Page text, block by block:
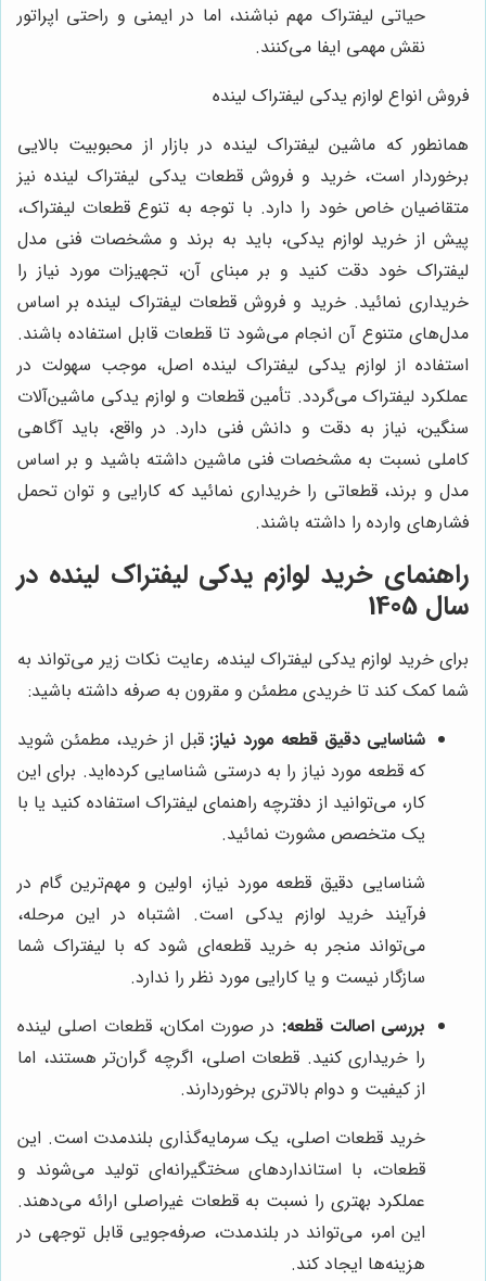
حیاتی لیفتراک مهم نباشند، اما در ایمنی و راحتی اپراتور
نقش مهمی ایفا می‌کنند.
فروش انواع لوازم یدکی لیفتراک لینده
همانطور که ماشین لیفتراک لینده در بازار از محبوبیت بالایی
برخوردار است، خرید و فروش قطعات یدکی لیفتراک لینده نیز
متقاضیان خاص خود را دارد. با توجه به تنوع قطعات لیفتراک،
پیش از خرید لوازم یدکی، باید به برند و مشخصات فنی مدل
لیفتراک خود دقت کنید و بر مبنای آن، تجهیزات مورد نیاز را
خریداری نمائید. خرید و فروش قطعات لیفتراک لینده بر اساس
مدل‌های متنوع آن انجام می‌شود تا قطعات قابل استفاده باشند.
استفاده از لوازم یدکی لیفتراک لینده اصل، موجب سهولت در
عملکرد لیفتراک می‌گردد. تأمین قطعات و لوازم یدکی ماشین‌آلات
سنگین، نیاز به دقت و دانش فنی دارد. در واقع، باید آگاهی
کاملی نسبت به مشخصات فنی ماشین داشته باشید و بر اساس
مدل و برند، قطعاتی را خریداری نمائید که کارایی و توان تحمل
فشارهای وارده را داشته باشند.
راهنمای خرید لوازم یدکی لیفتراک لینده در
سال 1405
برای خرید لوازم یدکی لیفتراک لینده، رعایت نکات زیر می‌تواند به
شما کمک کند تا خریدی مطمئن و مقرون به صرفه داشته باشید:
شناسایی دقیق قطعه مورد نیاز: قبل از خرید، مطمئن شوید
که قطعه مورد نیاز را به درستی شناسایی کرده‌اید. برای این
کار، می‌توانید از دفترچه راهنمای لیفتراک استفاده کنید یا با
یک متخصص مشورت نمائید.
شناسایی دقیق قطعه مورد نیاز، اولین و مهم‌ترین گام در
فرآیند خرید لوازم یدکی است. اشتباه در این مرحله،
می‌تواند منجر به خرید قطعه‌ای شود که با لیفتراک شما
سازگار نیست و یا کارایی مورد نظر را ندارد.
بررسی اصالت قطعه: در صورت امکان، قطعات اصلی لینده
را خریداری کنید. قطعات اصلی، اگرچه گران‌تر هستند، اما
از کیفیت و دوام بالاتری برخوردارند.
خرید قطعات اصلی، یک سرمایه‌گذاری بلندمدت است. این
قطعات، با استانداردهای سختگیرانه‌ای تولید می‌شوند و
عملکرد بهتری را نسبت به قطعات غیراصلی ارائه می‌دهند.
این امر، می‌تواند در بلندمدت، صرفه‌جویی قابل توجهی در
هزینه‌ها ایجاد کند.